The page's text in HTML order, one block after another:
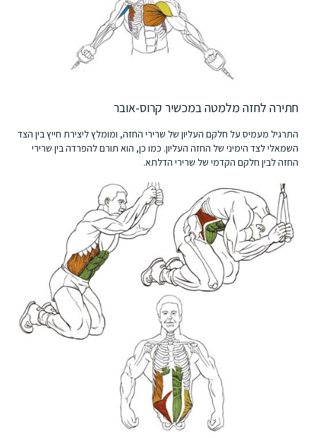
חתירה לחזה מלמטה במכשיר קרוס-אובר
התרגיל מעמיס על חלקם העליון של שרירי החזה, ומומלץ ליצירת חייץ בין הצד
השמאלי לצד הימיני של החזה העליון. כמו כן, הוא תורם להפרדה בין שרירי
החזה לבין חלקם הקדמי של שרירי הדלתא.